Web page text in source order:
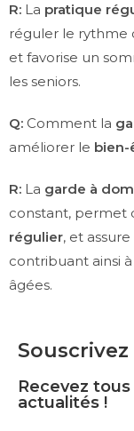
R: La pratique
réguler le rythme
et favorise un
les seniors.
Q: Comment la
améliorer le bien-
R: La garde à
constant, permet
régulier, et
contribuant ainsi
âgées.
Recevez
actualités !